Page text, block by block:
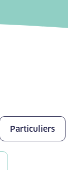
Particuliers